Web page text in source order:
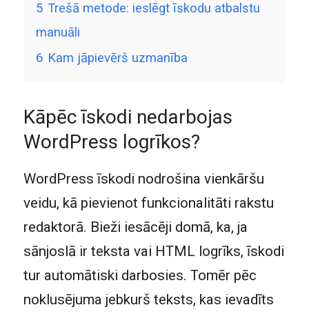
5 Trešā metode: ieslēgt īskodu atbalstu
manuāli
6 Kam jāpievērš uzmanība
Kāpēc īskodi nedarbojas
WordPress logrīkos?
WordPress īskodi nodrošina vienkāršu
veidu, kā pievienot funkcionalitāti rakstu
redaktorā. Bieži iesācēji domā, ka, ja
sānjoslā ir teksta vai HTML logrīks, īskodi
tur automātiski darbosies. Tomēr pēc
noklusējuma jebkurš teksts, kas ievadīts